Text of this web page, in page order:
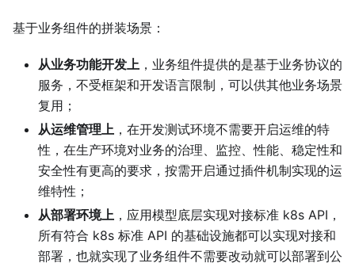
基于业务组件的拼装场景：
从业务功能开发上 ，业务组件提供的是基于业务协议的
服务，不受框架和开发语言限制，可以供其他业务场景
复用；
从运维管理上 ，在开发测试环境不需要开启运维的特
性，在生产环境对业务的治理、监控、性能、稳定性和
安全性有更高的要求，按需开启通过插件机制实现的运
维特性；
从部署环境上 ，应用模型底层实现对接标准 k8s API，
所有符合 k8s 标准 API 的基础设施都可以实现对接和
部署，也就实现了业务组件不需要改动就可以部署到公